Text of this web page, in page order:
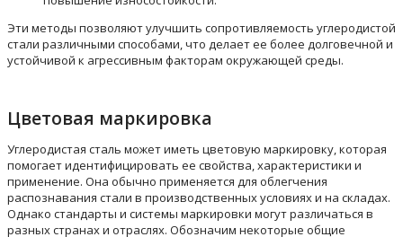
Эти методы позволяют улучшить сопротивляемость углеродистой
стали различными способами, что делает ее более долговечной и
устойчивой к агрессивным факторам окружающей среды.
Цветовая маркировка
Углеродистая сталь может иметь цветовую маркировку, которая
помогает идентифицировать ее свойства, характеристики и
применение. Она обычно применяется для облегчения
распознавания стали в производственных условиях и на складах.
Однако стандарты и системы маркировки могут различаться в
разных странах и отраслях. Обозначим некоторые общие